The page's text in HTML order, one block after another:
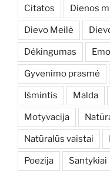
Citatos Dienos
Dievo Meilė
Dėkingumas
Gyvenimo prasmė
Išmintis Malda
Motyvacija
Natūralūs vaistai
Poezija Santykiai